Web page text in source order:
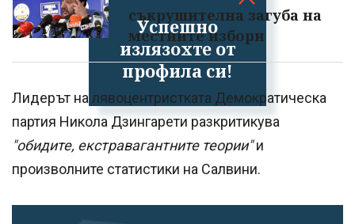
Успешно
излязохте от
профила си!
съкрушителна загуба на
местните избори
Лидерът на лявоцентристката Демократическа
партия Никола Дзингарети разкритикува
"обидите, екстравагантните теории"и
произволните статистики на Салвини.